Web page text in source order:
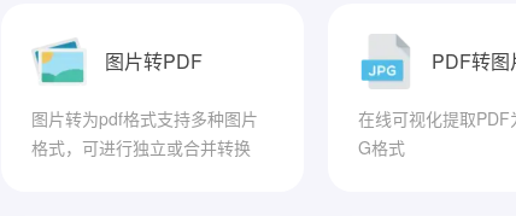
图片转PDF
图片转为pdf格式支持多种图片
格式，可进行独立或合并转换
PDF转图
在线可视化提取PDF
G格式